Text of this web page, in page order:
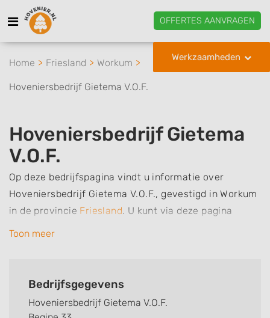
OFFERTES AANVRAGEN
Werkzaamheden
Home Friesland Workum
Hoveniersbedrijf Gietema V.O.F.
Hoveniersbedrijf Gietema
V.O.F.
Op deze bedrijfspagina vindt u informatie over
Hoveniersbedrijf Gietema V.O.F., gevestigd in Workum
in de provincie Friesland. U kunt via deze pagina
eenvoudig contact met het bedrijf opnemen door te
kunt u snel zien welke zaken Hoveniersbedrijf
een beoordeling of review achterlaten als u al
Toon meer
Bedrijfsgegevens
Hoveniersbedrijf Gietema V.O.F.